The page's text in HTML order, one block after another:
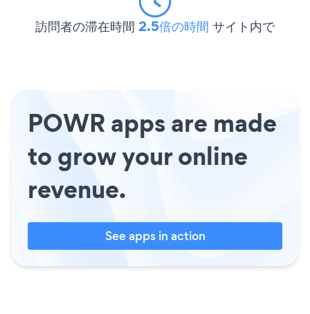
訪問者の滞在時間 2.5倍の時間 サイト内で
POWR apps are made
to grow your online
revenue.
See apps in action